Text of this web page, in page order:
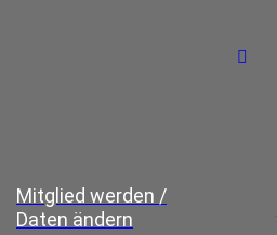
Mitglied werden /
Daten ändern